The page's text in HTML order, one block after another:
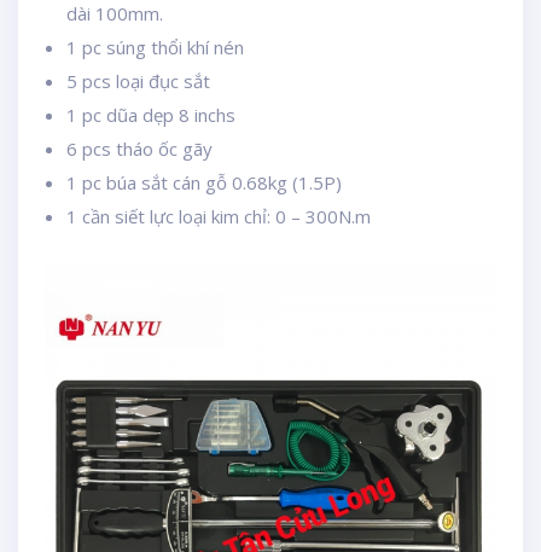
dài 100mm.
1 pc súng thổi khí nén
5 pcs loại đục sắt
1 pc dũa dẹp 8 inchs
6 pcs tháo ốc gãy
1 pc búa sắt cán gỗ 0.68kg (1.5P)
1 cần siết lực loại kim chỉ: 0 – 300N.m